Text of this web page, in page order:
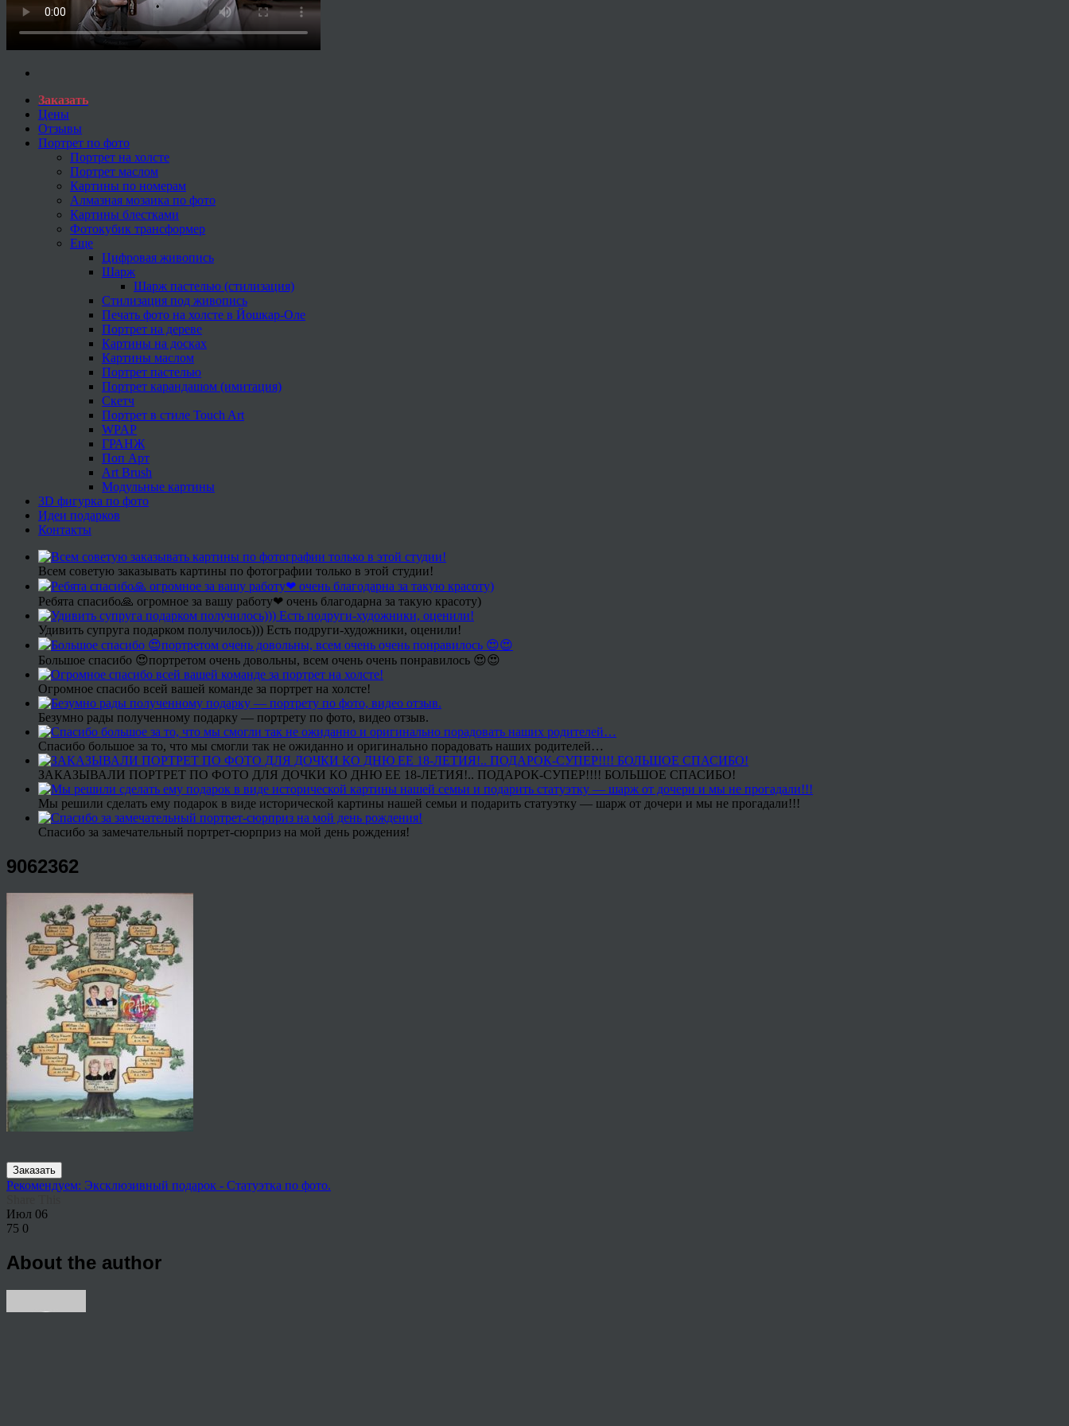
Заказать
Цены
Отзывы
Портрет по фото
Портрет на холсте
Портрет маслом
Картины по номерам
Алмазная мозаика по фото
Картины блестками
Фотокубик трансформер
Еще
Цифровая живопись
Шарж
Шарж пастелью (стилизация)
Стилизация под живопись
Печать фото на холсте в Йошкар-Оле
Портрет на дереве
Картины на досках
Картины маслом
Портрет пастелью
Портрет карандашом (имитация)
Скетч
Портрет в стиле Touch Art
WPAP
ГРАНЖ
Поп Арт
Art Brush
Модульные картины
3D фигурка по фото
Идеи подарков
Контакты
Всем советую заказывать картины по фотографии только в этой студии!
Ребята спасибо🙏 огромное за вашу работу❤ очень благодарна за такую красоту)
Удивить супруга подарком получилось))) Есть подруги-художники, оценили!
Большое спасибо 😍портретом очень довольны, всем очень очень понравилось 😍😍
Огромное спасибо всей вашей команде за портрет на холсте!
Безумно рады полученному подарку — портрету по фото, видео отзыв.
Спасибо большое за то, что мы смогли так не ожиданно и оригинально порадовать наших родителей…
ЗАКАЗЫВАЛИ ПОРТРЕТ ПО ФОТО ДЛЯ ДОЧКИ КО ДНЮ ЕЕ 18-ЛЕТИЯ!.. ПОДАРОК-СУПЕР!!!! БОЛЬШОЕ СПАСИБО!
Мы решили сделать ему подарок в виде исторической картины нашей семьи и подарить статуэтку — шарж от дочери и мы не прогадали!!!
Спасибо за замечательный портрет-сюрприз на мой день рождения!
9062362
Заказать
Рекомендуем: Эксклюзивный подарок - Статуэтка по фото.
Июл 06
75 0
About the author